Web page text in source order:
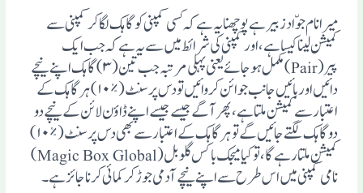
میرا نام جو ّاد زبیر ہے پوچھنا یہ ہے کہ کسی کمپنی کو گاہک لگا کر کمپنی سے
کمیشن لینا کیسا ہے ، اور کمپنی کی شرائط میں سے یہ ہے کہ جب ایک
پیر(Pair) مکمل ہوجائے یعنی پہلی مرتبہ جب تین( ۳)گاہک اپنے نیچے
دائیں اوربائیں جانب جوائن کروائیں تو دس پرسنٹ( ٪۱۰) ہر گاہک کے
اعتبار سے کمیشن ملتا ہے،پھر آگے جیسے جیسے اپنے ڈاوٴن لائن کے نیچے دو
دو گاہک لگتے جائیں گے تو ہر گاہک کے اعتبار سے بھی دس پرسنٹ( ٪۱۰)
کمیشن ملتا رہے گا ، توکیا میجک باکس گلوبل(Magic Box Global)
نامی کمپنی میں اس طرح سے اپنے نیچے آدمی جوڑ کر کمائی کرنا جائز ہے۔